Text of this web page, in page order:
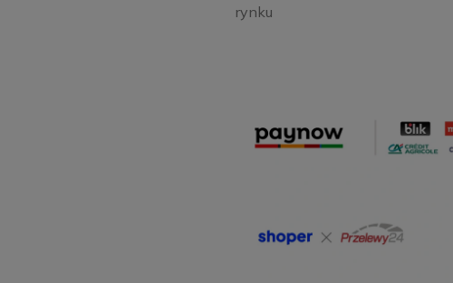
rynku